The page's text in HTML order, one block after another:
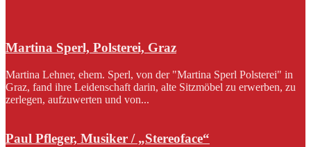
Martina Sperl, Polsterei, Graz
Martina Lehner, ehem. Sperl, von der "Martina Sperl Polsterei" in
Graz, fand ihre Leidenschaft darin, alte Sitzmöbel zu erwerben, zu
zerlegen, aufzuwerten und von...
Paul Pfleger, Musiker / „Stereoface“